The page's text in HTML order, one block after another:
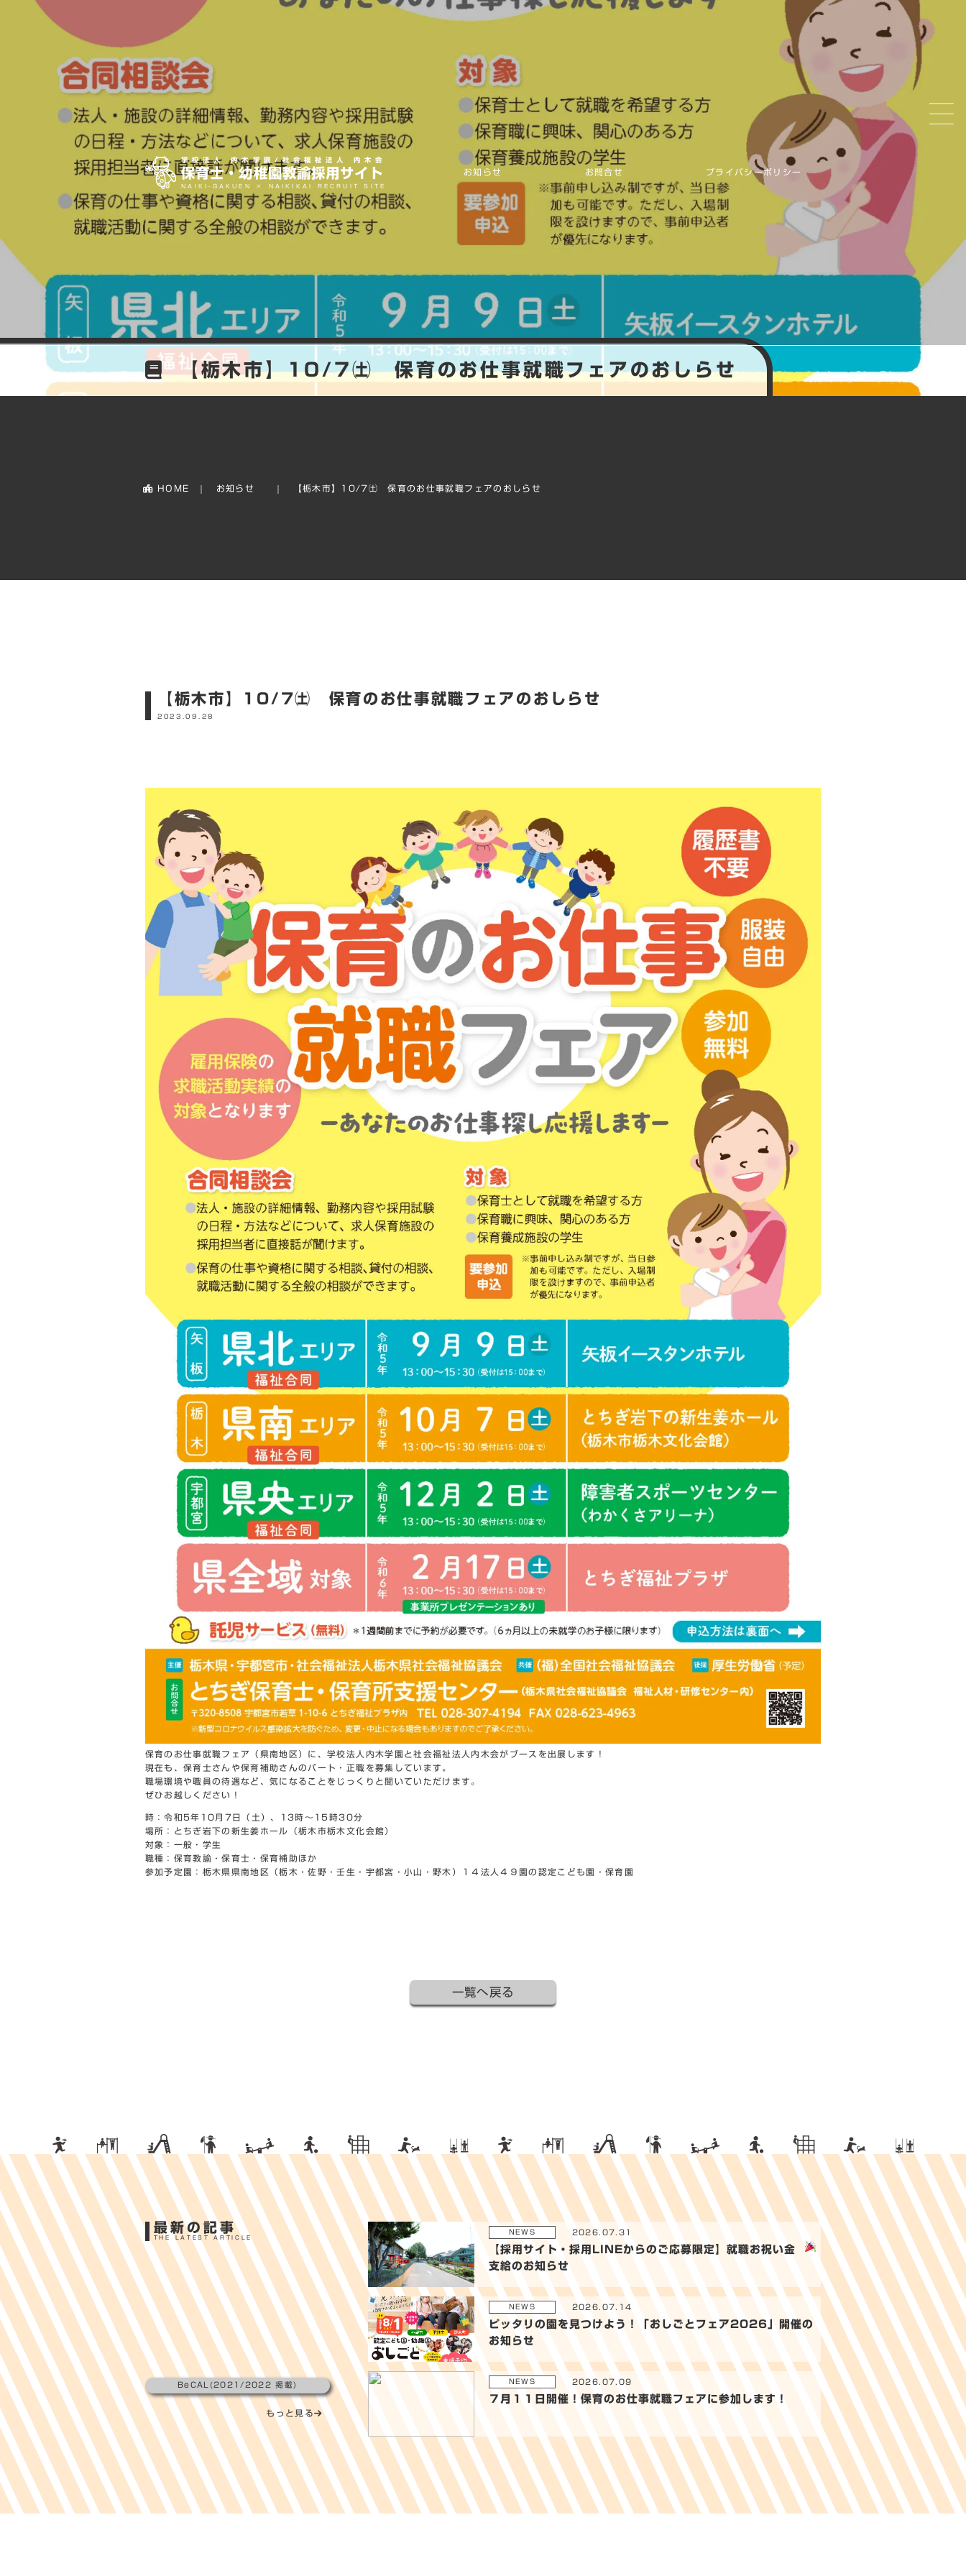
学校法人 内木学園/社会福祉法人 内木会
保育士・幼稚園教諭採用サイト
NAIKI-GAKUEN × NAIKIKAI RECRUIT SITE
お知らせ お問合せ プライバシーポリシー
【栃木市】10/7㈯ 保育のお仕事就職フェアのおしらせ
HOME お知らせ 【栃木市】10/7㈯ 保育のお仕事就職フェアのおしらせ
【栃木市】10/7㈯ 保育のお仕事就職フェアのおしらせ
2023.09.28
保育のお仕事就職フェア（県南地区）に、学校法人内木学園と社会福祉法人内木会がブースを出展します！
現在も、保育士さんや保育補助さんのパート・正職を募集しています。
職場環境や職員の待遇など、気になることをじっくりと聞いていただけます。
ぜひお越しください！
時：令和5年10月7日（土）、13時～15時30分
場所：とちぎ岩下の新生姜ホール（栃木市栃木文化会館）
対象：一般・学生
職種：保育教諭・保育士・保育補助ほか
参加予定園：栃木県県南地区（栃木・佐野・壬生・宇都宮・小山・野木）１４法人４９園の認定こども園・保育園
一覧へ戻る
最新の記事
THE LATEST ARTICLE
BeCAL(2021/2022 掲載)
もっと見る
NEWS 2026.07.31
【採用サイト・採用LINEからのご応募限定】就職お祝い金
支給のお知らせ
NEWS 2026.07.14
ピッタリの園を見つけよう！「おしごとフェア2026」開催の
お知らせ
NEWS 2026.07.09
７月１１日開催！保育のお仕事就職フェアに参加します！